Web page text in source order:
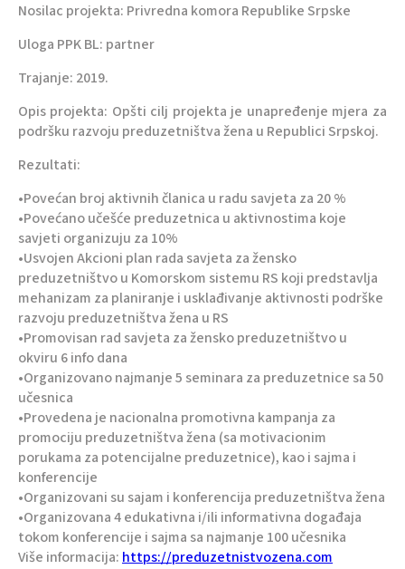
Nosilac projekta: Privredna komora Republike Srpske
Uloga PPK BL: partner
Trajanje: 2019.
Opis projekta: Opšti cilj projekta je unapređenje mjera za
podršku razvoju preduzetništva žena u Republici Srpskoj.
Rezultati:
•Povećan broj aktivnih članica u radu savjeta za 20 %
•Povećano učešće preduzetnica u aktivnostima koje
savjeti organizuju za 10%
•Usvojen Akcioni plan rada savjeta za žensko
preduzetništvo u Komorskom sistemu RS koji predstavlja
mehanizam za planiranje i usklađivanje aktivnosti podrške
razvoju preduzetništva žena u RS
•Promovisan rad savjeta za žensko preduzetništvo u
okviru 6 info dana
•Organizovano najmanje 5 seminara za preduzetnice sa 50
učesnica
•Provedena je nacionalna promotivna kampanja za
promociju preduzetništva žena (sa motivacionim
porukama za potencijalne preduzetnice), kao i sajma i
konferencije
•Organizovani su sajam i konferencija preduzetništva žena
•Organizovana 4 edukativna i/ili informativna događaja
tokom konferencije i sajma sa najmanje 100 učesnika
Više informacija: https://preduzetnistvozena.com